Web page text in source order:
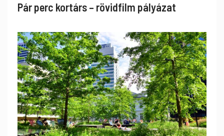
Pár perc kortárs – rövidfilm pályázat